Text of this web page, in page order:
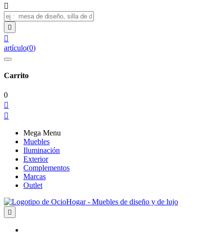



artículo(0)
Carrito
0


Mega Menu
Muebles
Iluminación
Exterior
Complementos
Marcas
Outlet
